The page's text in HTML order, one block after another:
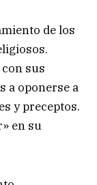
de los
sus
a oponerse a
y preceptos.
en su